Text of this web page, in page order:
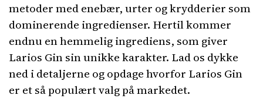
metoder med enebær, urter og krydderier som
dominerende ingredienser. Hertil kommer
endnu en hemmelig ingrediens, som giver
Larios Gin sin unikke karakter. Lad os dykke
ned i detaljerne og opdage hvorfor Larios Gin
er et så populært valg på markedet.